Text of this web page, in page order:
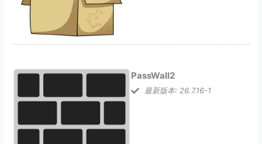
PassWall2
最新版本: 26.7.16-1